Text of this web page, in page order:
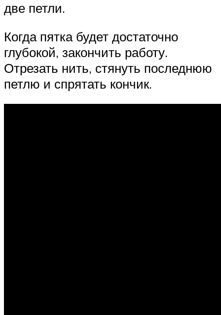
две петли.
Когда пятка будет достаточно
глубокой, закончить работу.
Отрезать нить, стянуть последнюю
петлю и спрятать кончик.